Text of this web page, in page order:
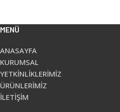
MENÜ
ANASAYFA
KURUMSAL
YETKİNLİKLERİMİZ
ÜRÜNLERİMİZ
İLETİŞİM